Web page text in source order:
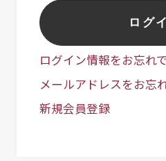
ログ
ログイン情報をお忘れ
メールアドレスをお忘
新規会員登録